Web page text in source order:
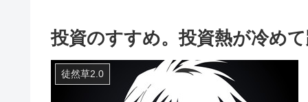
投資のすすめ。投資熱が冷めて
徒然草2.0